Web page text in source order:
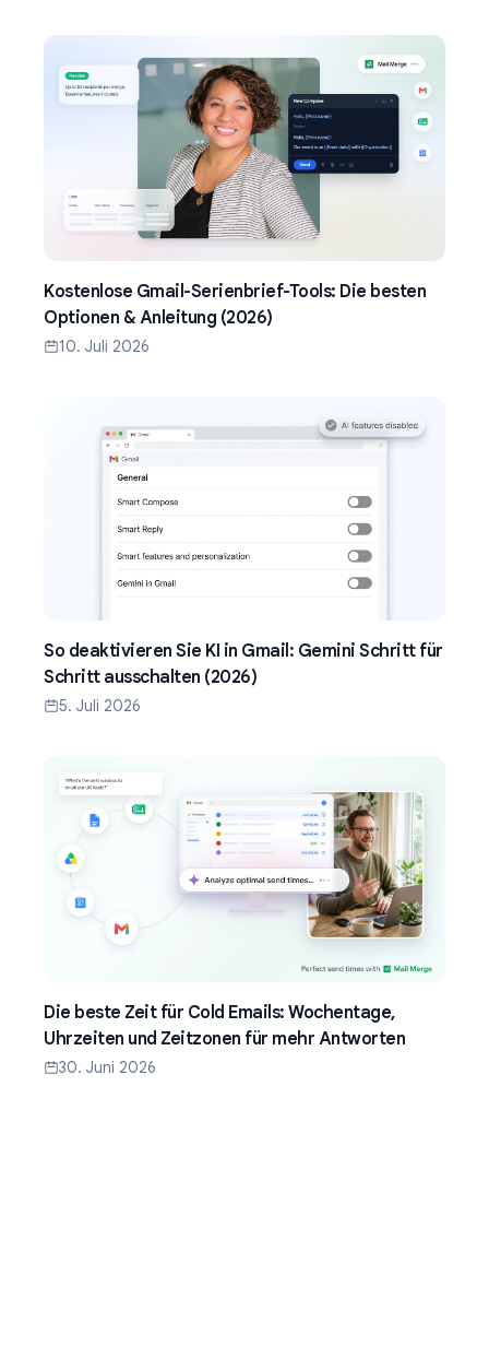
Kostenlose Gmail-Serienbrief-Tools: Die besten
Optionen & Anleitung (2026)
10. Juli 2026
So deaktivieren Sie KI in Gmail: Gemini Schritt für
Schritt ausschalten (2026)
5. Juli 2026
Die beste Zeit für Cold Emails: Wochentage,
Uhrzeiten und Zeitzonen für mehr Antworten
30. Juni 2026